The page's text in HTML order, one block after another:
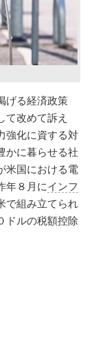
げる経済政策
て改めて訴え
強化に資する対
かに暮らせる社
米国における電
年８月にインフ
で組み立てられ
ドルの税額控除